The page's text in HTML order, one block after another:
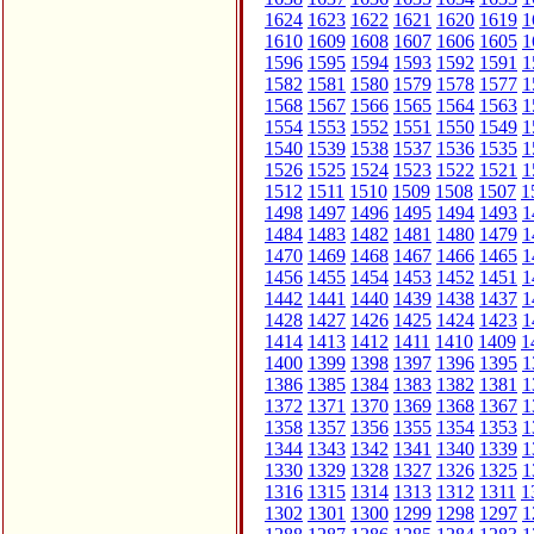
1624 1623 1622 1621 1620 1619
1610 1609 1608 1607 1606 1605
1596 1595 1594 1593 1592 1591
1582 1581 1580 1579 1578 1577
1568 1567 1566 1565 1564 1563
1554 1553 1552 1551 1550 1549
1540 1539 1538 1537 1536 1535
1526 1525 1524 1523 1522 1521
1512 1511 1510 1509 1508 1507
1498 1497 1496 1495 1494 1493
1484 1483 1482 1481 1480 1479
1470 1469 1468 1467 1466 1465
1456 1455 1454 1453 1452 1451
1442 1441 1440 1439 1438 1437
1428 1427 1426 1425 1424 1423
1414 1413 1412 1411 1410 1409
1400 1399 1398 1397 1396 1395
1386 1385 1384 1383 1382 1381
1372 1371 1370 1369 1368 1367
1358 1357 1356 1355 1354 1353
1344 1343 1342 1341 1340 1339
1330 1329 1328 1327 1326 1325
1316 1315 1314 1313 1312 1311
1302 1301 1300 1299 1298 1297